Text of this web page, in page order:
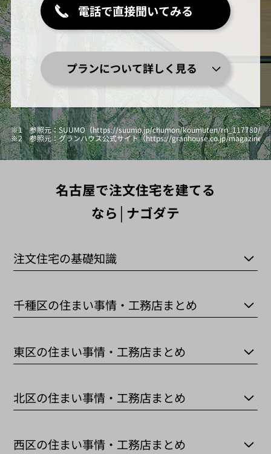
電話で直接聞いてみる
プランについて詳しく見る
※1 参照元：SUUMO（https://suumo.jp/chumon/koumuten/rn_117780/）
※2 参照元：グランハウス公式サイト（https://granhouse.co.jp/magazine/
名古屋で注文住宅を建てる
なら│ナゴダテ
注文住宅の基礎知識
千種区の住まい事情・工務店まとめ
東区の住まい事情・工務店まとめ
北区の住まい事情・工務店まとめ
西区の住まい事情・工務店まとめ